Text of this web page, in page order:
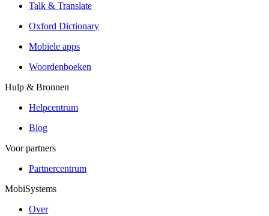
Talk & Translate
Oxford Dictionary
Mobiele apps
Woordenboeken
Hulp & Bronnen
Helpcentrum
Blog
Voor partners
Partnercentrum
MobiSystems
Over